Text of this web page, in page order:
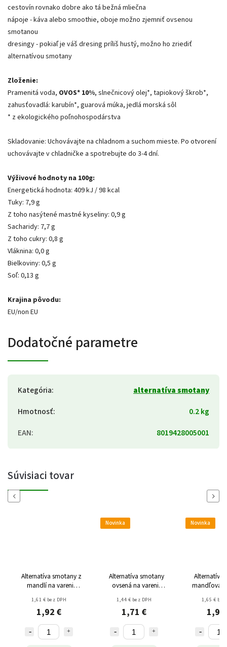
cestovín rovnako dobre ako tá bežná mliečna
nápoje - káva alebo smoothie, oboje možno zjemniť ovsenou
smotanou
dresingy - pokiaľ je váš dresing príliš hustý, možno ho zriediť
alternatívou smotany
Zloženie:
Pramenitá voda, OVOS* 10%, slnečnicový olej*, tapiokový škrob*,
zahusťovadlá: karubín*, guarová múka, jedlá morská sôl
* z ekologického poľnohospodárstva
Skladovanie: Uchovávajte na chladnom a suchom mieste. Po otvorení
uchovávajte v chladničke a spotrebujte do 3-4 dní.
Výživové hodnoty na 100g:
Energetická hodnota: 409 kJ / 98 kcal
Tuky: 7,9 g
Z toho nasýtené mastné kyseliny: 0,9 g
Sacharidy: 7,7 g
Z toho cukry: 0,8 g
Vláknina: 0,0 g
Bielkoviny: 0,5 g
Soľ: 0,13 g
Krajina pôvodu:
EU/non EU
Dodatočné parametre
Kategória:
alternatíva smotany
Hmotnosť:
0.2 kg
EAN: 8019428005001
Súvisiaci tovar
Previous
Alternatíva smotany z
mandlí na varenie
1,61 € bez DPH
1,92 €
Novinka
Alternatíva smotany
ovsená na varenie
1,44 € bez DPH
1,71 €
Novinka
Alternatíva
mandľová
bezgluténu
1,65 € bez
1,96
Next